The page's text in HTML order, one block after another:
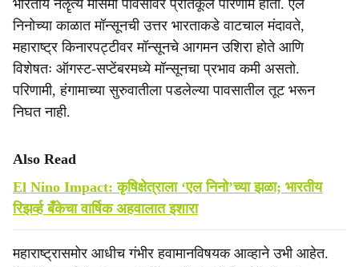
भारतीय नैॡत्य मोसमी पावसावर प्रतिकूल परिणाम होतो. एल
निनोच्या काळात मॉन्सूनची उत्तर भारताकडे वाटचाल मंदावते,
महाराष्ट्र किनारपट्टीवर मॉन्सूनचे आगमन उशिरा होते आणि
विशेषतः ऑगस्ट-सप्टेंबरमध्ये मॉन्सूनचा प्रभाव कमी असतो.
परिणामी, हंगामाच्या सुरुवातीला पडलेल्या पावसातील तूट भरून
निघत नाही.
Also Read
El Nino Impact: कृषिक्षेत्राला ‘एल निनो’च्या झळा; भारतीय
रिझर्व्ह बँकेचा वार्षिक अहवालात इशारा
महाराष्ट्रासमोर आधीच गंभीर हवामानविषयक आव्हाने उभी आहेत.